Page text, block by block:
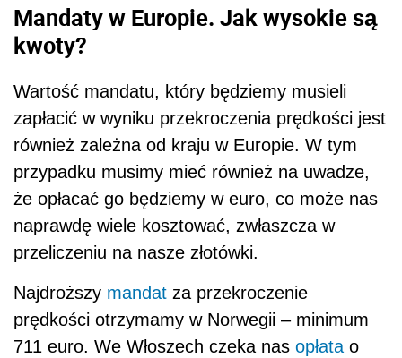
Mandaty w Europie. Jak wysokie są
kwoty?
Wartość mandatu, który będziemy musieli
zapłacić w wyniku przekroczenia prędkości jest
również zależna od kraju w Europie. W tym
przypadku musimy mieć również na uwadze,
że opłacać go będziemy w euro, co może nas
naprawdę wiele kosztować, zwłaszcza w
przeliczeniu na nasze złotówki.
Najdroższy mandat za przekroczenie
prędkości otrzymamy w Norwegii – minimum
711 euro. We Włoszech czeka nas opłata o